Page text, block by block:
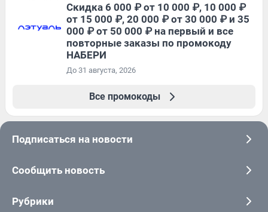
Скидка 6 000 ₽ от 10 000 ₽, 10 000 ₽
от 15 000 ₽, 20 000 ₽ от 30 000 ₽ и 35
000 ₽ от 50 000 ₽ на первый и все
повторные заказы по промокоду
НАБЕРИ
До 31 августа, 2026
Все промокоды
Подписаться на новости
Сообщить новость
Рубрики